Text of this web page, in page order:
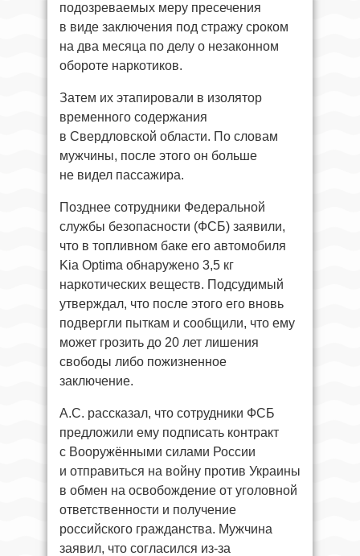
подозреваемых меру пресечения
в виде заключения под стражу сроком
на два месяца по делу о незаконном
обороте наркотиков.
Затем их этапировали в изолятор
временного содержания
в Свердловской области. По словам
мужчины, после этого он больше
не видел пассажира.
Позднее сотрудники Федеральной
службы безопасности (ФСБ) заявили,
что в топливном баке его автомобиля
Kia Optima обнаружено 3,5 кг
наркотических веществ. Подсудимый
утверждал, что после этого его вновь
подвергли пыткам и сообщили, что ему
может грозить до 20 лет лишения
свободы либо пожизненное
заключение.
А.С. рассказал, что сотрудники ФСБ
предложили ему подписать контракт
с Вооружёнными силами России
и отправиться на войну против Украины
в обмен на освобождение от уголовной
ответственности и получение
российского гражданства. Мужчина
заявил, что согласился из-за